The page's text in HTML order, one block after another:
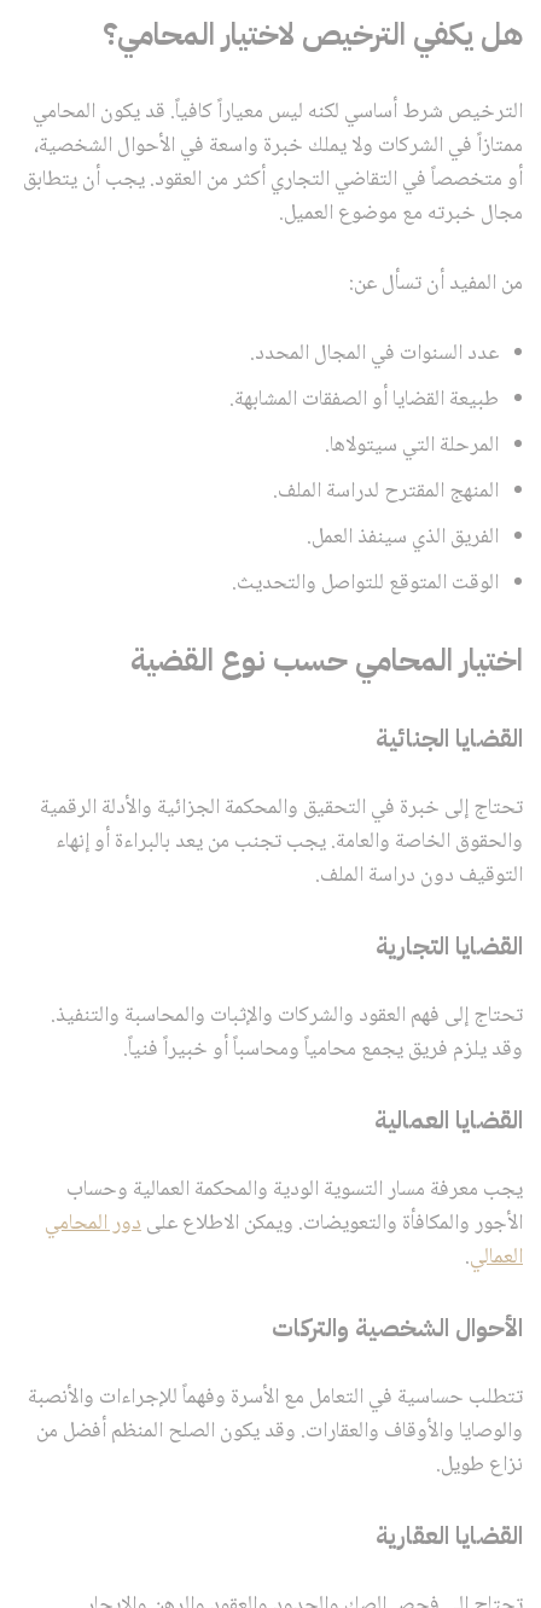
هل يكفي الترخيص لاختيار المحامي؟
الترخيص شرط أساسي لكنه ليس معياراً كافياً. قد يكون المحامي
ممتازاً في الشركات ولا يملك خبرة واسعة في الأحوال الشخصية،
أو متخصصاً في التقاضي التجاري أكثر من العقود. يجب أن يتطابق
مجال خبرته مع موضوع العميل.
من المفيد أن تسأل عن:
عدد السنوات في المجال المحدد.
طبيعة القضايا أو الصفقات المشابهة.
المرحلة التي سيتولاها.
المنهج المقترح لدراسة الملف.
الفريق الذي سينفذ العمل.
الوقت المتوقع للتواصل والتحديث.
اختيار المحامي حسب نوع القضية
القضايا الجنائية
تحتاج إلى خبرة في التحقيق والمحكمة الجزائية والأدلة الرقمية
والحقوق الخاصة والعامة. يجب تجنب من يعد بالبراءة أو إنهاء
التوقيف دون دراسة الملف.
القضايا التجارية
تحتاج إلى فهم العقود والشركات والإثبات والمحاسبة والتنفيذ.
وقد يلزم فريق يجمع محامياً ومحاسباً أو خبيراً فنياً.
القضايا العمالية
يجب معرفة مسار التسوية الودية والمحكمة العمالية وحساب
الأجور والمكافأة والتعويضات. ويمكن الاطلاع علىدور المحامي
العمالي.
الأحوال الشخصية والتركات
تتطلب حساسية في التعامل مع الأسرة وفهماً للإجراءات والأنصبة
والوصايا والأوقاف والعقارات. وقد يكون الصلح المنظم أفضل من
نزاع طويل.
القضايا العقارية